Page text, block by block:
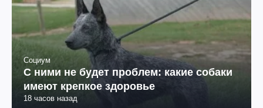
Социум
С ними не будет проблем: какие собаки
имеют крепкое здоровье
18 часов назад